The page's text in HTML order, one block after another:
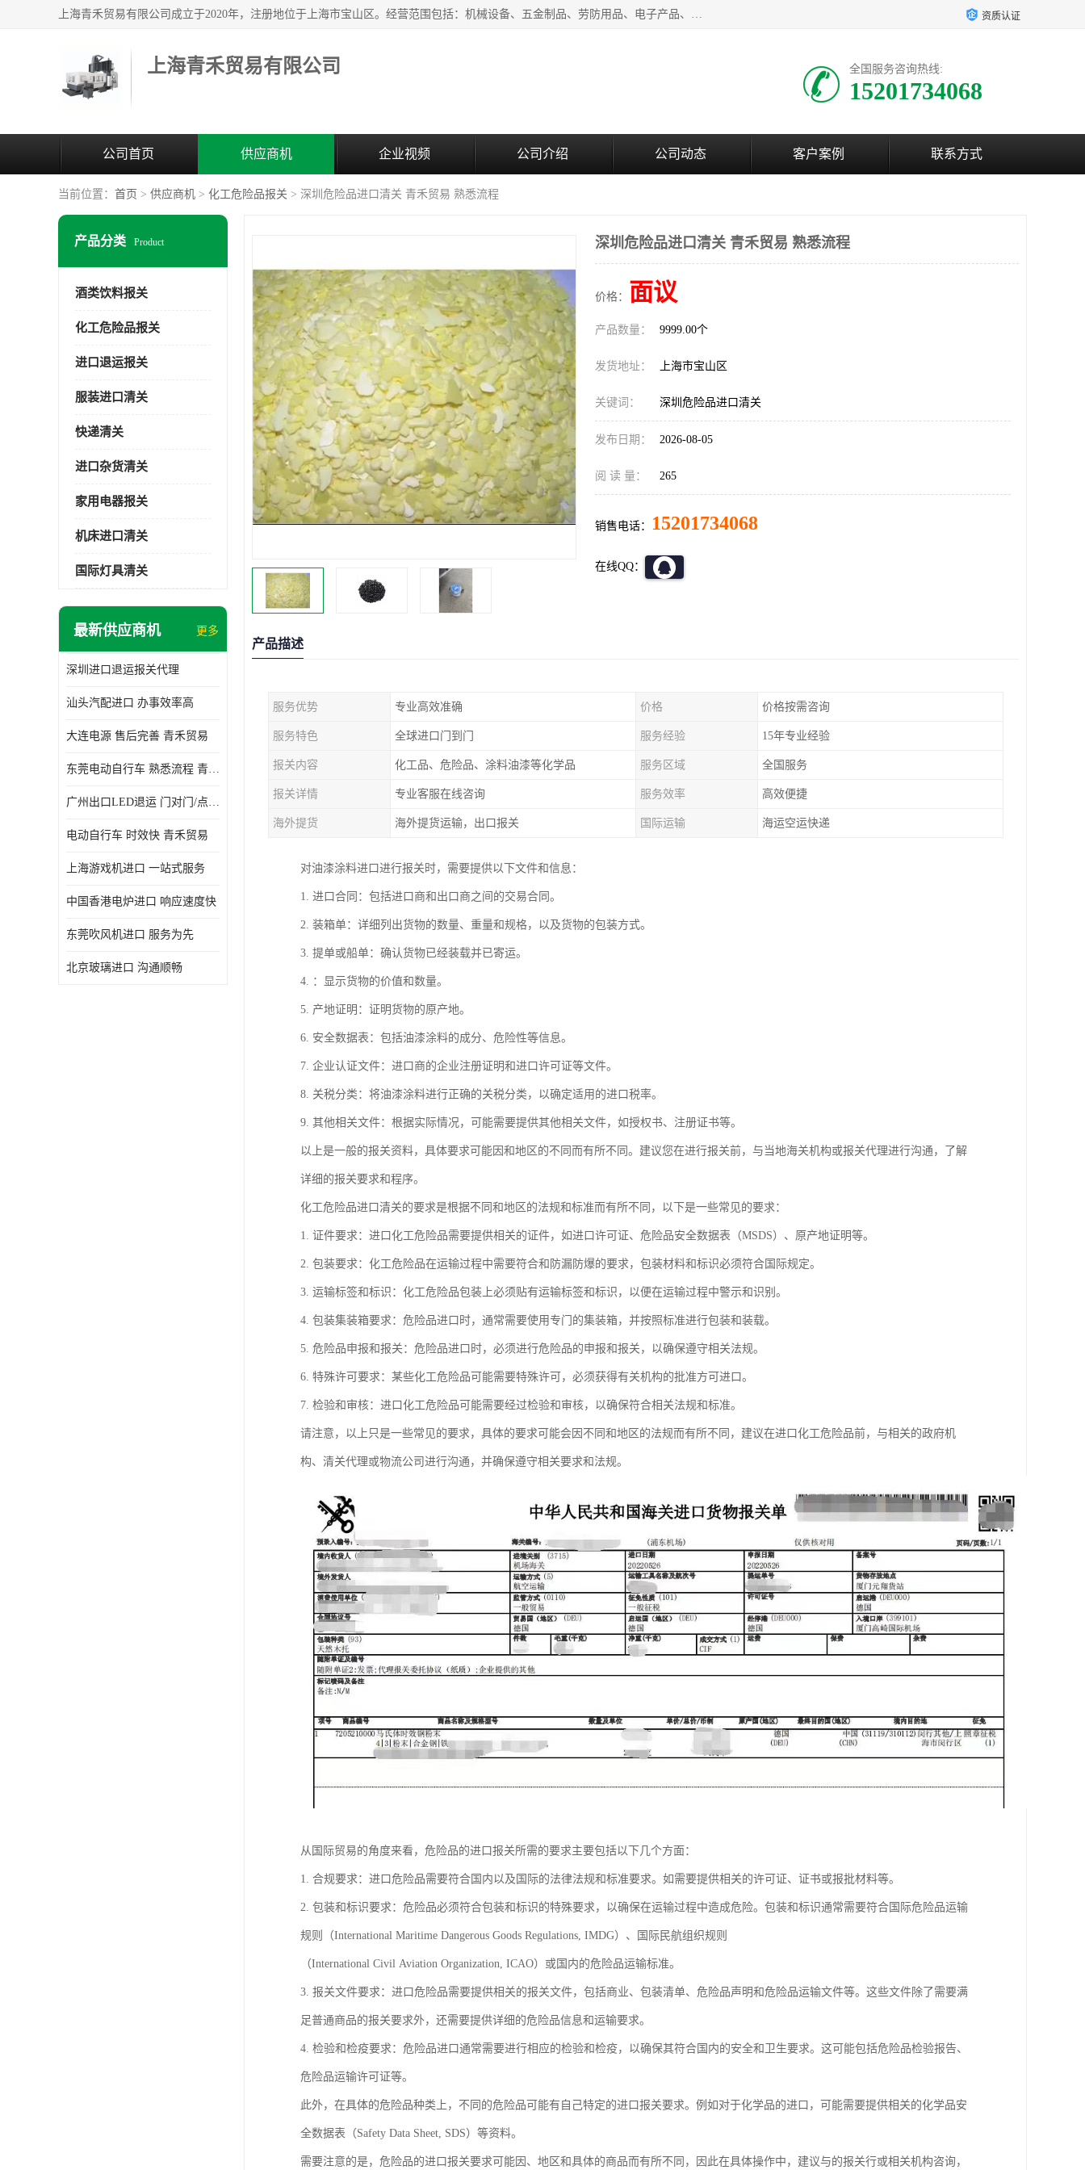
上海青禾贸易有限公司成立于2020年，注册地位于上海市宝山区。经营范围包括：机械设备、五金制品、劳防用品、电子产品、塑胶制品、家具、模具、纺织品、仪器仪表、建筑材料、装饰材料、化工产品、金属制品、机车配件等货物进出口报关、清关服务。 资质认证
上海青禾贸易有限公司 全国服务咨询热线:
15201734068
公司首页 供应商机 企业视频 公司介绍 公司动态 客户案例 联系方式
当前位置： 首页 > 供应商机 > 化工危险品报关 > 深圳危险品进口清关 青禾贸易 熟悉流程
产品分类 Product
酒类饮料报关
化工危险品报关
进口退运报关
服装进口清关
快递清关
进口杂货清关
家用电器报关
机床进口清关
国际灯具清关
最新供应商机 更多
深圳进口退运报关代理
汕头汽配进口 办事效率高
大连电源 售后完善 青禾贸易
东莞电动自行车 熟悉流程 青禾贸易
广州出口LED退运 门对门/点对点
电动自行车 时效快 青禾贸易
上海游戏机进口 一站式服务
中国香港电炉进口 响应速度快
东莞吹风机进口 服务为先
北京玻璃进口 沟通顺畅
深圳危险品进口清关 青禾贸易 熟悉流程
价格： 面议
产品数量： 9999.00个
发货地址： 上海市宝山区
关键词： 深圳危险品进口清关
发布日期： 2026-08-05
阅 读 量： 265
销售电话： 15201734068
在线QQ：
产品描述
服务优势 专业高效准确 价格 价格按需咨询
服务特色 全球进口门到门 服务经验 15年专业经验
报关内容 化工品、危险品、涂料油漆等化学品 服务区域 全国服务
报关详情 专业客服在线咨询 服务效率 高效便捷
海外提货 海外提货运输，出口报关 国际运输 海运空运快递
对油漆涂料进口进行报关时，需要提供以下文件和信息：
1. 进口合同：包括进口商和出口商之间的交易合同。
2. 装箱单：详细列出货物的数量、重量和规格，以及货物的包装方式。
3. 提单或船单：确认货物已经装载并已寄运。
4. ：显示货物的价值和数量。
5. 产地证明：证明货物的原产地。
6. 安全数据表：包括油漆涂料的成分、危险性等信息。
7. 企业认证文件：进口商的企业注册证明和进口许可证等文件。
8. 关税分类：将油漆涂料进行正确的关税分类，以确定适用的进口税率。
9. 其他相关文件：根据实际情况，可能需要提供其他相关文件，如授权书、注册证书等。
以上是一般的报关资料，具体要求可能因和地区的不同而有所不同。建议您在进行报关前，与当地海关机构或报关代理进行沟通，了解
详细的报关要求和程序。
化工危险品进口清关的要求是根据不同和地区的法规和标准而有所不同，以下是一些常见的要求：
1. 证件要求：进口化工危险品需要提供相关的证件，如进口许可证、危险品安全数据表（MSDS）、原产地证明等。
2. 包装要求：化工危险品在运输过程中需要符合和防漏防爆的要求，包装材料和标识必须符合国际规定。
3. 运输标签和标识：化工危险品包装上必须贴有运输标签和标识，以便在运输过程中警示和识别。
4. 包装集装箱要求：危险品进口时，通常需要使用专门的集装箱，并按照标准进行包装和装载。
5. 危险品申报和报关：危险品进口时，必须进行危险品的申报和报关，以确保遵守相关法规。
6. 特殊许可要求：某些化工危险品可能需要特殊许可，必须获得有关机构的批准方可进口。
7. 检验和审核：进口化工危险品可能需要经过检验和审核，以确保符合相关法规和标准。
请注意，以上只是一些常见的要求，具体的要求可能会因不同和地区的法规而有所不同，建议在进口化工危险品前，与相关的政府机
构、清关代理或物流公司进行沟通，并确保遵守相关要求和法规。
从国际贸易的角度来看，危险品的进口报关所需的要求主要包括以下几个方面：
1. 合规要求：进口危险品需要符合国内以及国际的法律法规和标准要求。如需要提供相关的许可证、证书或报批材料等。
2. 包装和标识要求：危险品必须符合包装和标识的特殊要求，以确保在运输过程中造成危险。包装和标识通常需要符合国际危险品运输
规则（International Maritime Dangerous Goods Regulations, IMDG）、国际民航组织规则
（International Civil Aviation Organization, ICAO）或国内的危险品运输标准。
3. 报关文件要求：进口危险品需要提供相关的报关文件，包括商业、包装清单、危险品声明和危险品运输文件等。这些文件除了需要满
足普通商品的报关要求外，还需要提供详细的危险品信息和运输要求。
4. 检验和检疫要求：危险品进口通常需要进行相应的检验和检疫，以确保其符合国内的安全和卫生要求。这可能包括危险品检验报告、
危险品运输许可证等。
此外，在具体的危险品种类上，不同的危险品可能有自己特定的进口报关要求。例如对于化学品的进口，可能需要提供相关的化学品安
全数据表（Safety Data Sheet, SDS）等资料。
需要注意的是，危险品的进口报关要求可能因、地区和具体的商品而有所不同，因此在具体操作中，建议与的报关行或相关机构咨询，